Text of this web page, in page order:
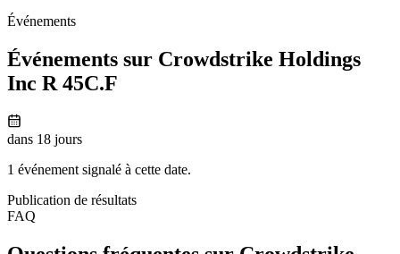
Événements
Événements sur Crowdstrike Holdings
Inc R 45C.F
dans 18 jours
1 événement signalé à cette date.
Publication de résultats
FAQ